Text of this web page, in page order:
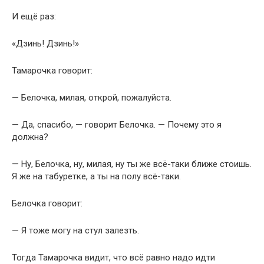
И ещё раз:
«Дзинь! Дзинь!»
Тамарочка говорит:
— Белочка, милая, открой, пожалуйста.
— Да, спасибо, — говорит Белочка. — Почему это я
должна?
— Ну, Белочка, ну, милая, ну ты же всё-таки ближе стоишь.
Я же на табуретке, а ты на полу всё-таки.
Белочка говорит:
— Я тоже могу на стул залезть.
Тогда Тамарочка видит, что всё равно надо идти